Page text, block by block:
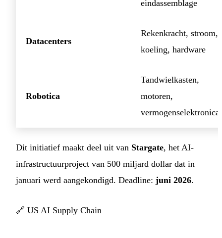
eindassemblage
Datacenters
Rekenkracht, stroom,
koeling, hardware
Robotica
Tandwielkasten,
motoren,
vermogenselektronica
Dit initiatief maakt deel uit van Stargate, het AI-
infrastructuurproject van 500 miljard dollar dat in
januari werd aangekondigd. Deadline: juni 2026.
🔗 US AI Supply Chain